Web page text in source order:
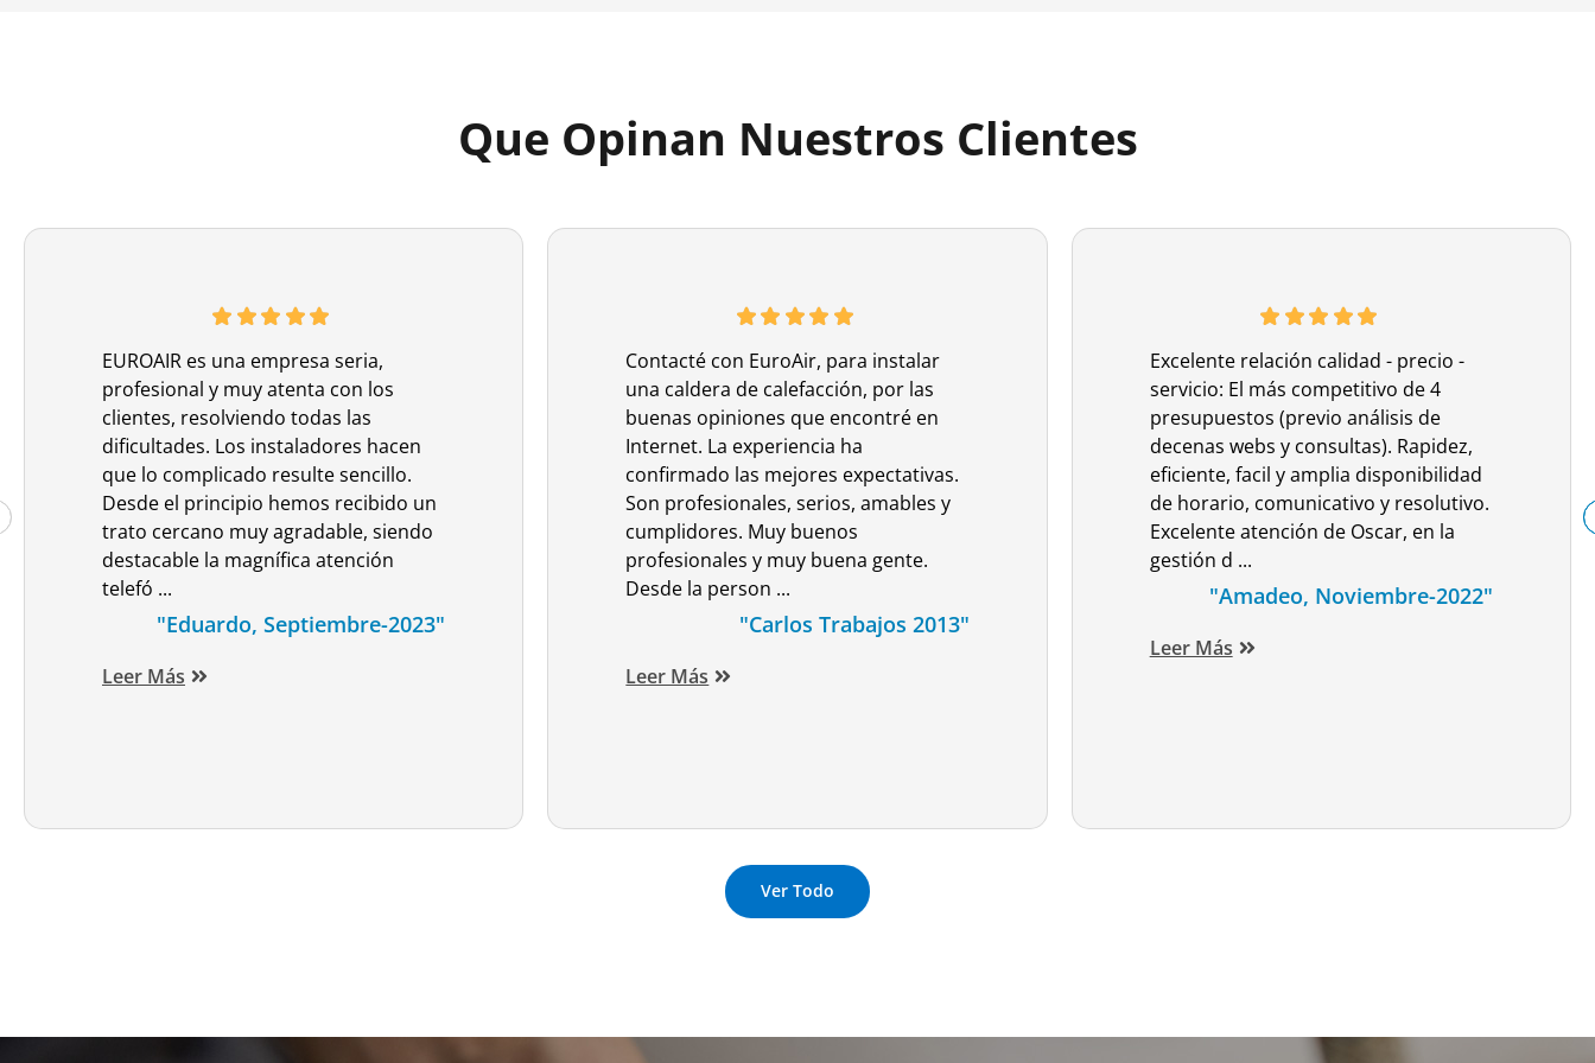
Que Opinan Nuestros Clientes
EUROAIR es una empresa seria,
profesional y muy atenta con los
clientes, resolviendo todas las
dificultades. Los instaladores hacen
que lo complicado resulte sencillo.
Desde el principio hemos recibido un
trato cercano muy agradable, siendo
destacable la magnífica atención
telefó ...
"Eduardo, Septiembre-2023"
Leer Más
Contacté con EuroAir, para instalar
una caldera de calefacción, por las
buenas opiniones que encontré en
Internet. La experiencia ha
confirmado las mejores expectativas.
Son profesionales, serios, amables y
cumplidores. Muy buenos
profesionales y muy buena gente.
Desde la person ...
"Carlos Trabajos 2013"
Leer Más
Excelente relación calidad - precio -
servicio: El más competitivo de 4
presupuestos (previo análisis de
decenas webs y consultas). Rapidez,
eficiente, facil y amplia disponibilidad
de horario, comunicativo y resolutivo.
Excelente atención de Oscar, en la
gestión d ...
"Amadeo, Noviembre-2022"
Leer Más
Ver Todo